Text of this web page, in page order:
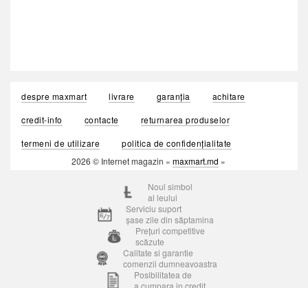
despre maxmart livrare garanția
achitare
credit-info
contacte
returnarea produselor
termeni de utilizare
politica de confidențialitate
2026 © Internet magazin « maxmart.md »
Noul simbol
al leului
Serviciu suport
șase zile din săptamina
Prețuri competitive
scăzute
Calitate si garantie
comenzii dumneavoastra
Posibilitatea de
a cumpara in credit